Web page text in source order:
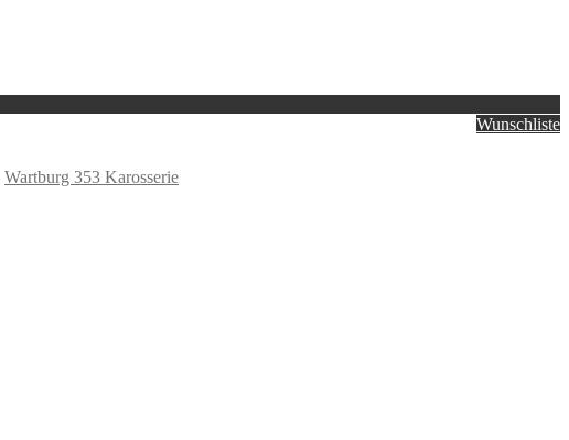
Wunschliste
Wartburg 353 Karosserie